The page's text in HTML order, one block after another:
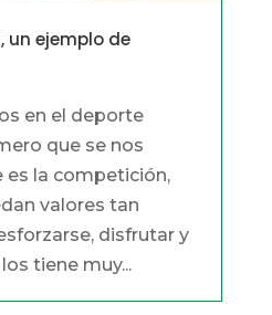
un ejemplo de
en el deporte
que se nos
es la competición,
valores tan
disfrutar y
tiene muy...